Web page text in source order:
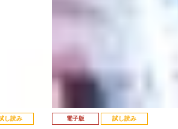
し読み 電子版 試し読み